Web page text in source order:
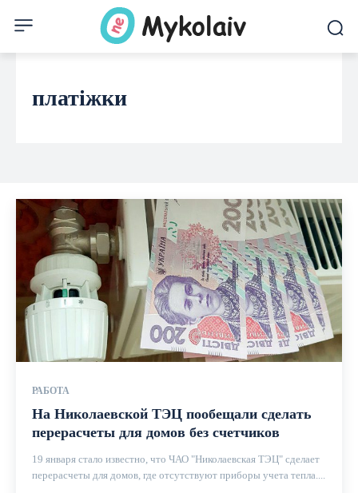
платіжки
РАБОТА
На Николаевской ТЭЦ пообещали сделать
перерасчеты для домов без счетчиков
19 января стало известно, что ЧАО "Николаевская ТЭЦ" сделает
перерасчеты для домов, где отсутствуют приборы учета тепла....